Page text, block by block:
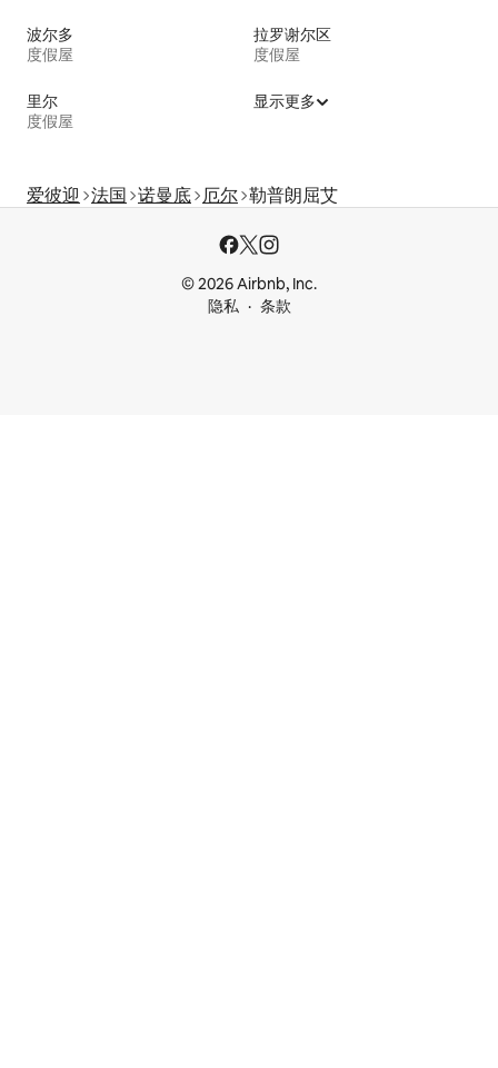
波尔多
度假屋
拉罗谢尔区
度假屋
里尔
度假屋
显示更多
爱彼迎 法国 诺曼底 厄尔 勒普朗屈艾
© 2026 Airbnb, Inc.
隐私
条款